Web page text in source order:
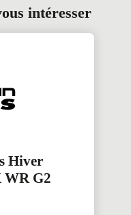
intéresser
Hiver
WR G2